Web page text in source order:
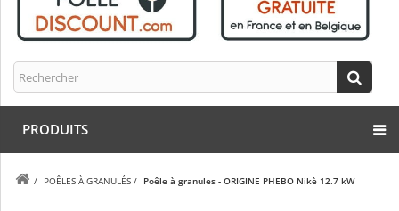
PRODUITS
/ POÊLES À GRANULÉS / Poêle à granules - ORIGINE PHEBO Nikè 12.7 kW